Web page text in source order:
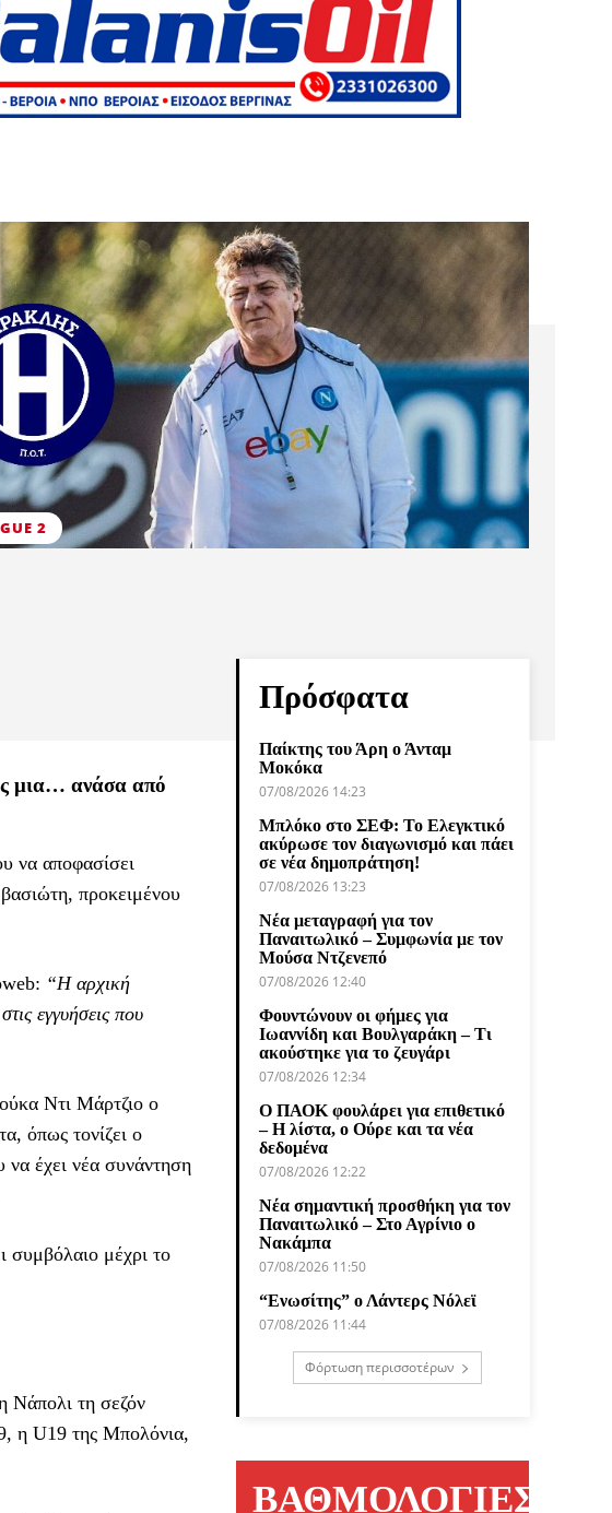
2
μια… ανάσα από
να αποφασίσει
προκειμένου
“Η αρχική
εγγυήσεις που
Ντι Μάρτζιο ο
όπως τονίζει ο
να έχει νέα συνάντηση
συμβόλαιο μέχρι το
Νάπολι τη σεζόν
η U19 της Μπολόνια,
Πρόσφατα
Παίκτης του Άρη ο Άνταμ
Μοκόκα
07/08/2026 14:23
Μπλόκο στο ΣΕΦ: Το Ελεγκτικό
ακύρωσε τον διαγωνισμό και πάει
σε νέα δημοπράτηση!
07/08/2026 13:23
Νέα μεταγραφή για τον
Παναιτωλικό – Συμφωνία με τον
Μούσα Ντζενεπό
07/08/2026 12:40
Φουντώνουν οι φήμες για
Ιωαννίδη και Βουλγαράκη – Τι
ακούστηκε για το ζευγάρι
07/08/2026 12:34
Ο ΠΑΟΚ φουλάρει για επιθετικό
– Η λίστα, ο Ούρε και τα νέα
δεδομένα
07/08/2026 12:22
Νέα σημαντική προσθήκη για τον
Παναιτωλικό – Στο Αγρίνιο ο
Νακάμπα
07/08/2026 11:50
“Ενωσίτης” ο Λάντερς Νόλεϊ
07/08/2026 11:44
Φόρτωση περισσοτέρων
ΒΑΘΜΟΛΟΓΙΕΣ